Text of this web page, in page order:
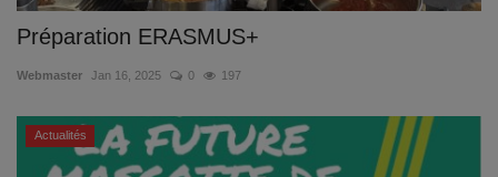
Préparation ERASMUS+
Webmaster Jan 16, 2025 0 197
Actualités